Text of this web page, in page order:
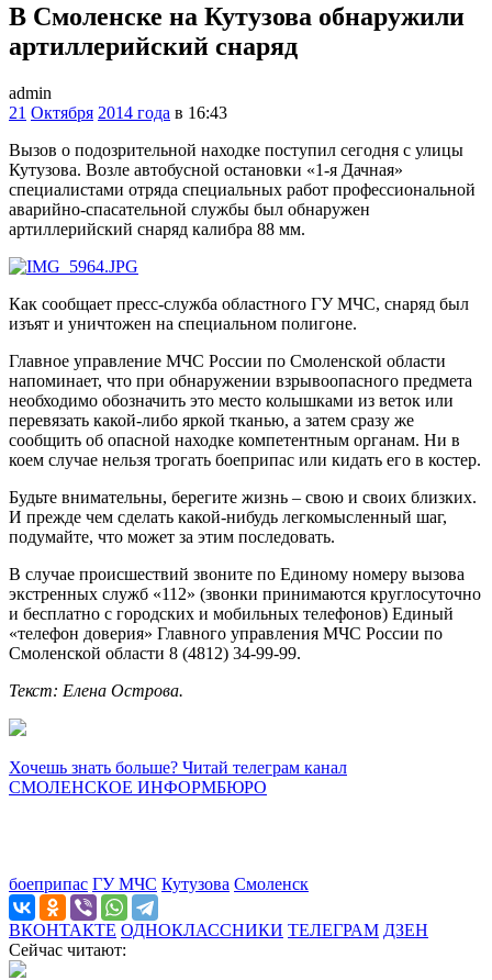
В Смоленске на Кутузова обнаружили
артиллерийский снаряд
admin
21 Октября 2014 года в 16:43
Вызов о подозрительной находке поступил сегодня с улицы
Кутузова. Возле автобусной остановки «1-я Дачная»
специалистами отряда специальных работ профессиональной
аварийно-спасательной службы был обнаружен
артиллерийский снаряд калибра 88 мм.
Как сообщает пресс-служба областного ГУ МЧС, снаряд был
изъят и уничтожен на специальном полигоне.
Главное управление МЧС России по Смоленской области
напоминает, что при обнаружении взрывоопасного предмета
необходимо обозначить это место колышками из веток или
перевязать какой-либо яркой тканью, а затем сразу же
сообщить об опасной находке компетентным органам. Ни в
коем случае нельзя трогать боеприпас или кидать его в костер.
Будьте внимательны, берегите жизнь – свою и своих близких.
И прежде чем сделать какой-нибудь легкомысленный шаг,
подумайте, что может за этим последовать.
В случае происшествий звоните по Единому номеру вызова
экстренных служб «112» (звонки принимаются круглосуточно
и бесплатно с городских и мобильных телефонов) Единый
«телефон доверия» Главного управления МЧС России по
Смоленской области 8 (4812) 34-99-99.
Текст: Елена Острова.
Хочешь знать больше? Читай телеграм канал
СМОЛЕНСКОЕ ИНФОРМБЮРО
боеприпас ГУ МЧС Кутузова Смоленск
ВКОНТАКТЕ ОДНОКЛАССНИКИ ТЕЛЕГРАМ ДЗЕН
Сейчас читают: